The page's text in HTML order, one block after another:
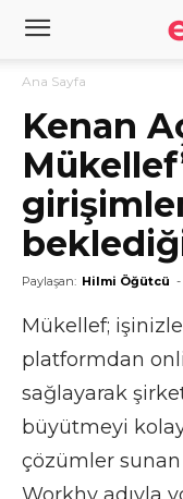
Ana Sayfa
Kenan
Paylaşan: Hilmi Öğütcü -
Mükellef;
platformdan
sağlayarak
büyütmeyi
çözümler